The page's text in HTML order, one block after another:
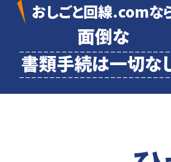
おしごと回線.comな
面倒な
書類手続は一切な